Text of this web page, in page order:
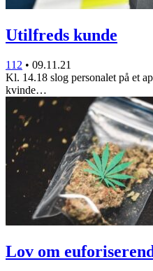
Utilfreds kunde
112 • 09.11.21
Kl. 14.18 slog personalet på et
kvinde…
Lov om